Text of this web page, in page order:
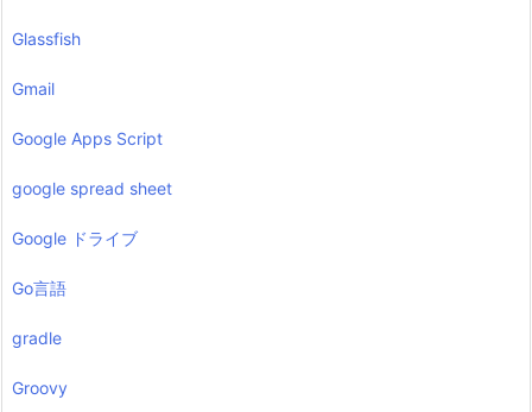
Glassfish
Gmail
Google Apps Script
google spread sheet
Google ドライブ
Go言語
gradle
Groovy